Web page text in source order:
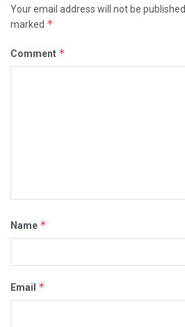
Your email address will not be published.
marked *
Comment *
Name *
Email *